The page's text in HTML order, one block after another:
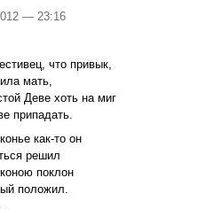
— 23:16
что привык,
мать,
Деве хоть на миг
припадать.
как-то он
решил
поклон
положил.